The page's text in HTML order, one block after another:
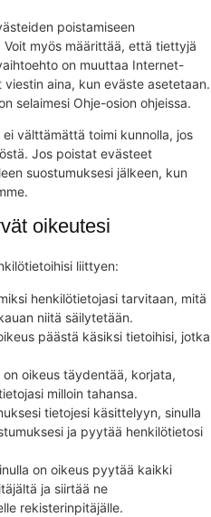
poistamiseen
myös määrittää, että tiettyjä
on muuttaa Internet-
aina, kun eväste asetetaan.
selaimesi Ohje-osion ohjeissa.
välttämättä toimi kunnolla, jos
Jos poistat evästeet
suostumuksesi jälkeen, kun
oikeutesi
liittyen:
henkilötietojasi tarvitaan, mitä
niitä säilytetään.
päästä käsiksi tietoihisi, jotka
on oikeus täydentää, korjata,
milloin tahansa.
tietojesi käsittelyyn, sinulla
ja pyytää henkilötietosi
on oikeus pyytää kaikki
ja siirtää ne
rekisterinpitäjälle.